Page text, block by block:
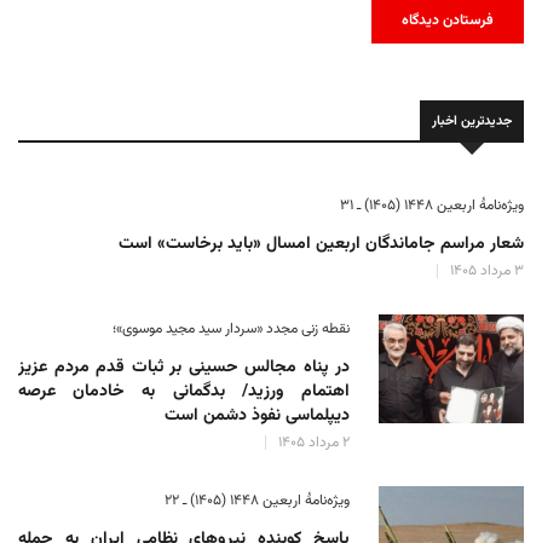
جدیدترین اخبار
ویژه‌نامهٔ اربعین ۱۴۴۸ (۱۴۰۵) ـ ۳۱
شعار مراسم جاماندگان اربعین امسال «باید برخاست» است
۳ مرداد ۱۴۰۵
نقطه زنی مجدد «سردار سید مجید موسوی»؛
در پناه مجالس حسینی بر ثبات‌ قدم مردم عزیز
اهتمام ورزید/ بدگمانی به خادمان عرصه
دیپلماسی نفوذ دشمن است
۲ مرداد ۱۴۰۵
ویژه‌نامهٔ اربعین ۱۴۴۸ (۱۴۰۵) ـ ۲۲